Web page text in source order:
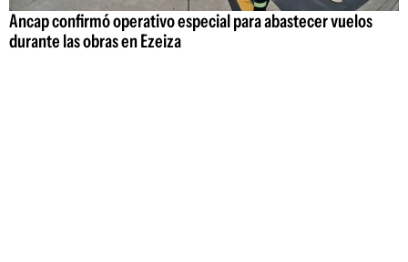
Ancap confirmó operativo especial para abastecer vuelos
durante las obras en Ezeiza